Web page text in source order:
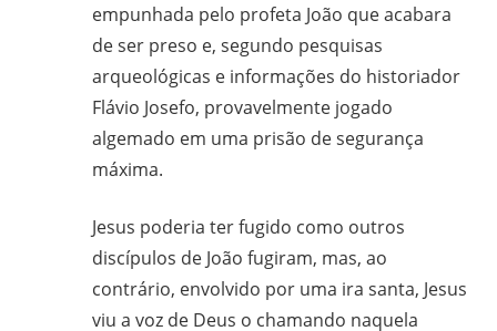
empunhada pelo profeta João que acabara
de ser preso e, segundo pesquisas
arqueológicas e informações do historiador
Flávio Josefo, provavelmente jogado
algemado em uma prisão de segurança
máxima.
Jesus poderia ter fugido como outros
discípulos de João fugiram, mas, ao
contrário, envolvido por uma ira santa, Jesus
viu a voz de Deus o chamando naquela